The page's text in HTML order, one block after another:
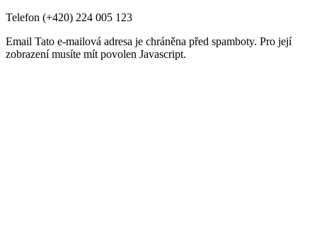
Telefon (+420) 224 005 123
Email Tato e-mailová adresa je chráněna před spamboty. Pro její
zobrazení musíte mít povolen Javascript.